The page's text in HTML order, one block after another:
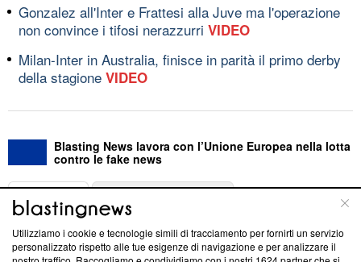
Gonzalez all'Inter e Frattesi alla Juve ma l'operazione
non convince i tifosi nerazzurri VIDEO
Milan-Inter in Australia, finisce in parità il primo derby
della stagione VIDEO
Blasting News lavora con l’Unione Europea nella lotta
contro le fake news
ABOUT
Questa sezione offre informazioni trasparenti su Blasting
Utilizziamo i cookie e tecnologie simili di tracciamento per fornirti un servizio
personalizzato rispetto alle tue esigenze di navigazione e per analizzare il